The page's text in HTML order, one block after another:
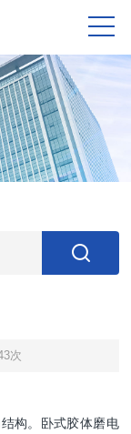
次
构。卧式胶体磨电